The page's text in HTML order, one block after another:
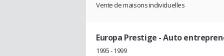
Vente de maisons individuelles
Europa Prestige - Auto
1995 - 1999